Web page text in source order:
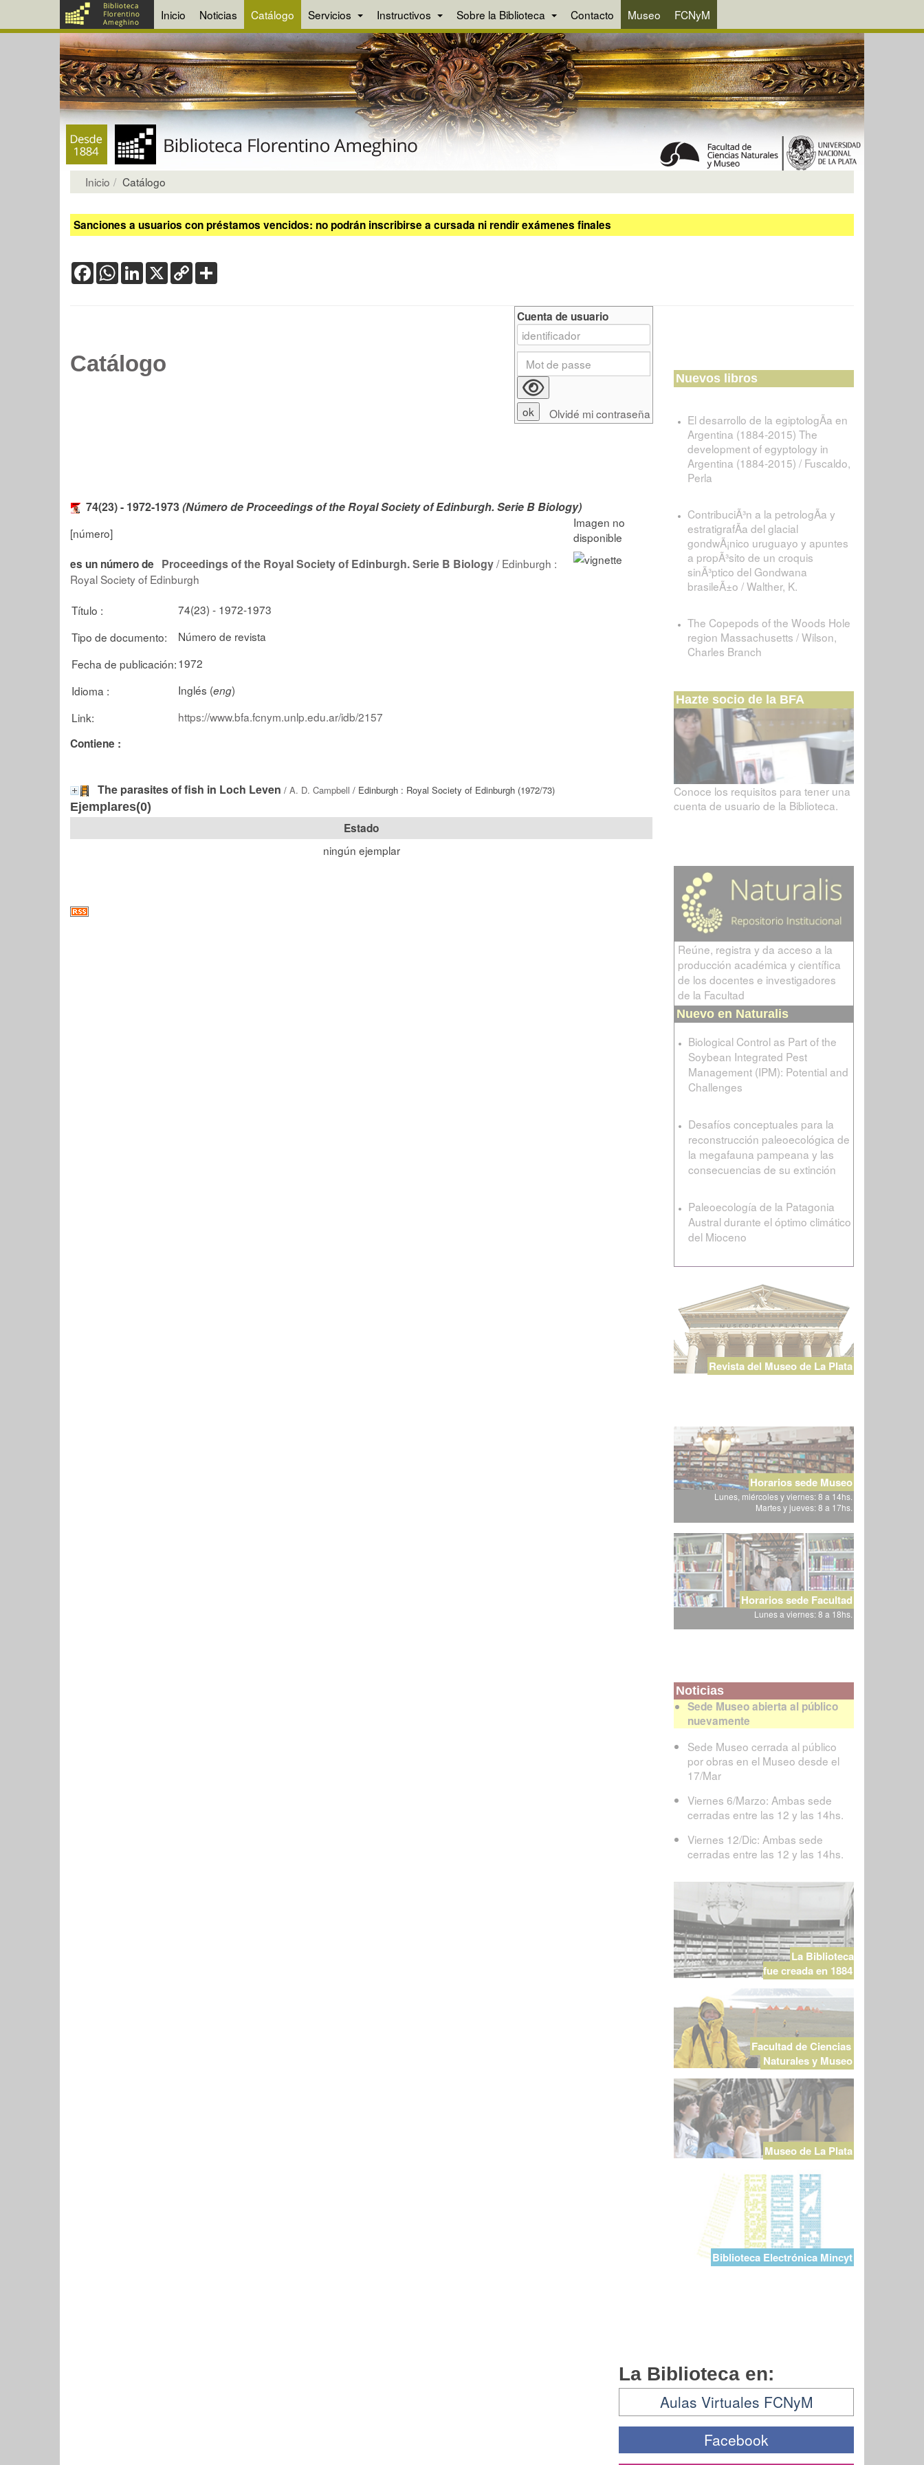
Inicio Noticias Catálogo Servicios Instructivos Sobre la Biblioteca Contacto Museo FCNyM
Inicio Catálogo
Sanciones a usuarios con préstamos vencidos: no podrán inscribirse a cursada ni rendir exámenes finales
FacebookWhatsApp
LinkedIn
X Copy
Link
Catálogo
74(23) - 1972-1973(Número de Proceedings of the Royal Society of Edinburgh. Serie B Biology)
[número]
es un número de Proceedings of the Royal Society of Edinburgh. Serie B Biology/ Edinburgh :
Royal Society of Edinburgh
Título :
74(23) - 1972-1973
Tipo de documento:
Número de revista
Fecha de publicación:1972
Idioma :
Inglés (eng)
Link:
https://www.bfa.fcnym.unlp.edu.ar/idb/2157
Contiene :
The parasites of fish in Loch Leven / A. D. Campbell / Edinburgh : Royal Society of Edinburgh (1972/73)
Ejemplares(0)
Estado
ningún ejemplar
Cuenta de usuario
Olvidé mi contraseña
Nuevos libros
El desarrollo de la egiptologÃ­a en
Argentina (1884-2015) The
development of egyptology in
Argentina (1884-2015) / Fuscaldo,
Perla
ContribuciÃ³n a la petrologÃ­a y
estratigrafÃ­a del glacial
gondwÃ¡nico uruguayo y apuntes
a propÃ³sito de un croquis
sinÃ³ptico del Gondwana
brasileÃ±o / Walther, K.
The Copepods of the Woods Hole
region Massachusetts / Wilson,
Charles Branch
Hazte socio de la BFA
Conoce los requisitos para tener una
cuenta de usuario de la Biblioteca.
Reúne, registra y da acceso a la
producción académica y científica
de los docentes e investigadores
de la Facultad
Nuevo en Naturalis
Biological Control as Part of the
Soybean Integrated Pest
Management (IPM): Potential and
Challenges
Desafíos conceptuales para la
reconstrucción paleoecológica de
la megafauna pampeana y las
consecuencias de su extinción
Paleoecología de la Patagonia
Austral durante el óptimo climático
del Mioceno
Revista del Museo de La Plata
Horarios sede Museo
Lunes, miércoles y viernes: 8 a 14hs.
Martes y jueves: 8 a 17hs.
Horarios sede Facultad
Lunes a viernes: 8 a 18hs.
Noticias
Sede Museo abierta al público
nuevamente
Sede Museo cerrada al público
por obras en el Museo desde el
17/Mar
Viernes 6/Marzo: Ambas sede
cerradas entre las 12 y las 14hs.
Viernes 12/Dic: Ambas sede
cerradas entre las 12 y las 14hs.
La Biblioteca
fue creada en 1884
Facultad de Ciencias
Naturales y Museo
Museo de La Plata
Biblioteca Electrónica Mincyt
La Biblioteca en:
Aulas Virtuales FCNyM
Facebook